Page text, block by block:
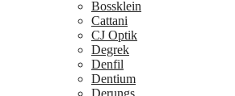
Bossklein
Cattani
CJ Optik
Degrek
Denfil
Dentium
Derungs